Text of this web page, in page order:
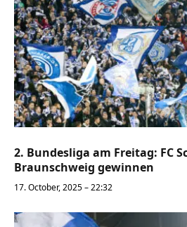
2. Bundesliga am Freitag: FC
Braunschweig gewinnen
17. October, 2025 – 22:32